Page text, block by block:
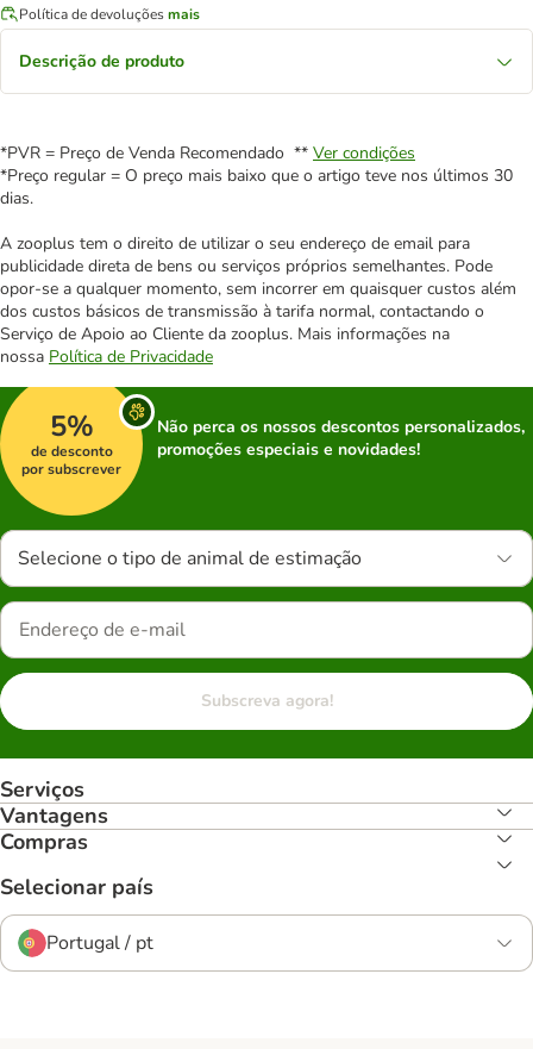
Política de devoluçõesmais
Descrição de produto
*PVR = Preço de Venda Recomendado ** Ver condições
*Preço regular = O preço mais baixo que o artigo teve nos últimos 30
dias.
A zooplus tem o direito de utilizar o seu endereço de email para
publicidade direta de bens ou serviços próprios semelhantes. Pode
opor-se a qualquer momento, sem incorrer em quaisquer custos além
dos custos básicos de transmissão à tarifa normal, contactando o
Serviço de Apoio ao Cliente da zooplus. Mais informações na
nossa Política de Privacidade
5%
de desconto
por subscrever
Não perca os nossos descontos personalizados,
promoções especiais e novidades!
Selecione o tipo de animal de estimação
Subscreva agora!
Serviços
Vantagens
Compras
Selecionar país
Portugal / pt